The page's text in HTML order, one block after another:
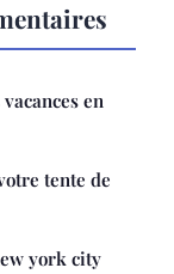
en
tente de
york city